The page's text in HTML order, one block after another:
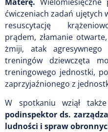
ćwiczeniach zadań ujętych
resuscytację
prądem, złamanie
żmiji, atak
treningów dziewczęta
treningowego jednostki,
zaprzyjaźnionego z
W spotkaniu wziął
podinspektor ds.
ludności i spraw